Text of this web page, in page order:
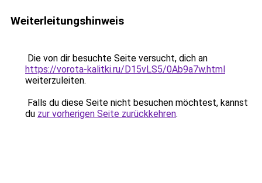
Weiterleitungshinweis
Die von dir besuchte Seite versucht, dich an
https://vorota-kalitki.ru/D15vLS5/0Ab9a7w.html
weiterzuleiten.
Falls du diese Seite nicht besuchen möchtest, kannst
du zur vorherigen Seite zurückkehren.